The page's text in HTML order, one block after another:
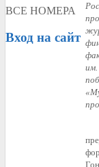
ВСЕ НОМЕРА
Вход на сайт